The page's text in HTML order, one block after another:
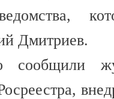
Дмитриев.
сообщили